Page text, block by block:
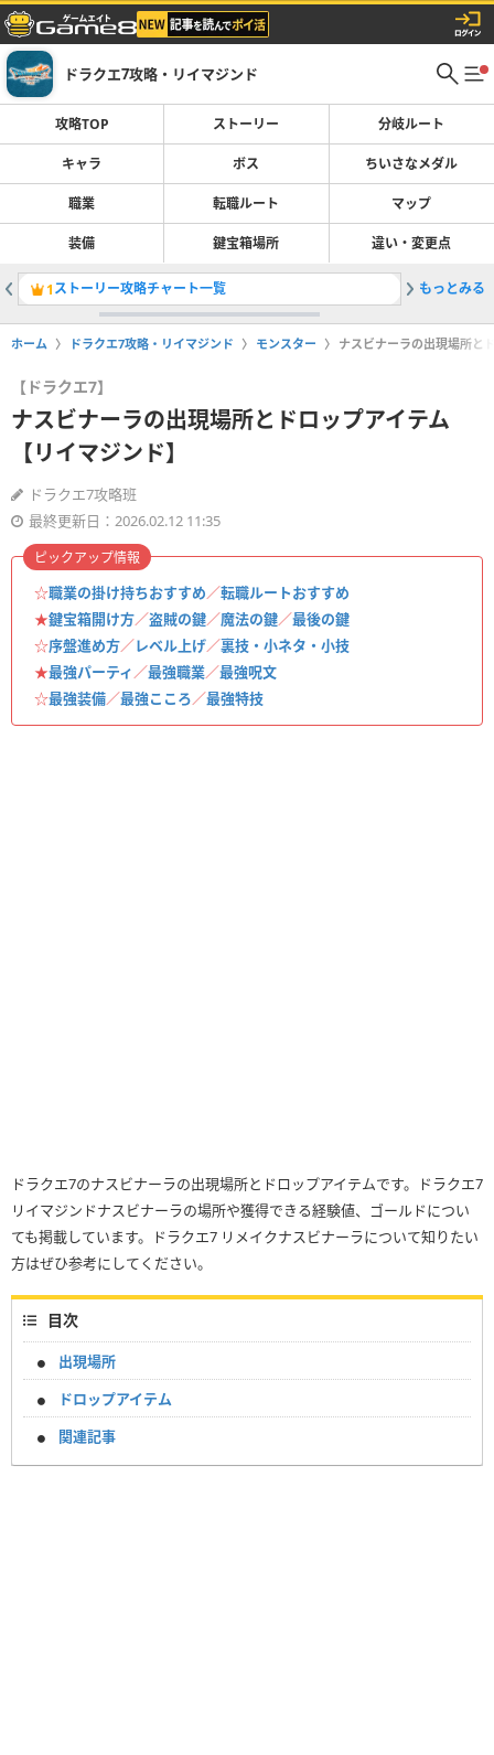
ドラクエ7攻略・リイマジンド
攻略TOP ストーリー 分岐ルート
キャラ ボス ちいさなメダル
職業 転職ルート マップ
装備 鍵宝箱場所 違い・変更点
1ストーリー攻略チャート一覧 2転職ル
もっとみる
ホーム ドラクエ7攻略・リイマジンド モンスター ナスビナーラの出現場所と
【ドラクエ7】
ナスビナーラの出現場所とドロップアイテム
【リイマジンド】
ドラクエ7攻略班
最終更新日：2026.02.12 11:35
☆職業の掛け持ちおすすめ／転職ルートおすすめ
★鍵宝箱開け方／盗賊の鍵／魔法の鍵／最後の鍵
☆序盤進め方／レベル上げ／裏技・小ネタ・小技
★最強パーティ／最強職業／最強呪文
☆最強装備／最強こころ／最強特技
ピックアップ情報
ドラクエ7のナスビナーラの出現場所とドロップアイテムです。ドラクエ7
リイマジンドナスビナーラの場所や獲得できる経験値、ゴールドについ
ても掲載しています。ドラクエ7 リメイクナスビナーラについて知りたい
方はぜひ参考にしてください。
目次
出現場所
ドロップアイテム
関連記事